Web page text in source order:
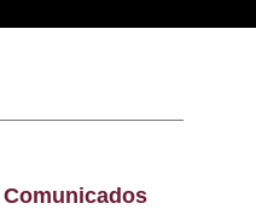
Comunicados